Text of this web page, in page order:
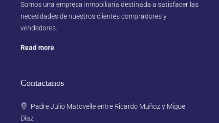
Somos una empresa inmobiliaria destinada a satisfacer las
necesidades de nuestros clientes compradores y
vendedores.
Read more
Contactanos
Padre Julio Matovelle entre Ricardo Muñoz y Miguel
Diaz